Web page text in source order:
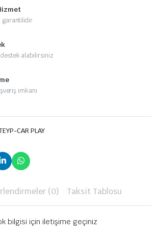
garantilidir
alabilirsiniz
imkanı
CAR PLAY
(0) Taksit Tablosu
bilgisi için iletişime geçiniz